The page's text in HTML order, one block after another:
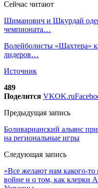
Сейчас читают
Шиманович и Шкурдай
чемпионата…
Волейболисты «Шахтера»
лидеров…
Источник
489
Поделится VKOK.ru
Предыдущая запись
Боливарианский альянс
на региональные игры
Следующая запись
«Все желают нам какого-то
войне и о том, как клерки